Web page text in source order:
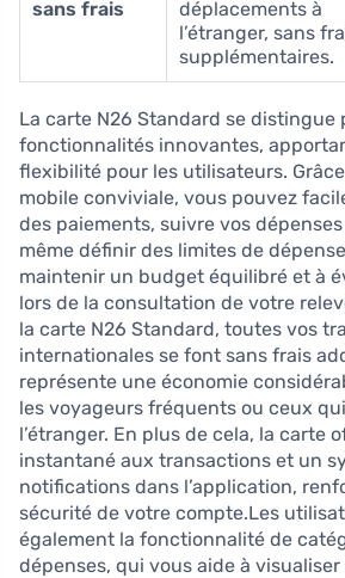
sans frais
déplacements à
l’étranger, sans
supplémentaires.
La carte N26 Standard se distingue
fonctionnalités innovantes,
flexibilité pour les utilisateurs.
mobile conviviale, vous pouvez
des paiements, suivre vos
même définir des limites de
maintenir un budget équilibré et à
lors de la consultation de votre
la carte N26 Standard, toutes vos
internationales se font sans frais
représente une économie
les voyageurs fréquents ou ceux
l’étranger. En plus de cela, la carte
instantané aux transactions et un
notifications dans l’application,
sécurité de votre compte.Les
également la fonctionnalité de
dépenses, qui vous aide à